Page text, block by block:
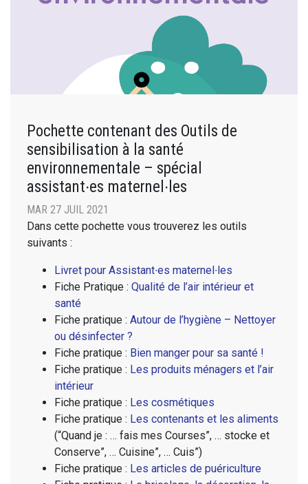
Pochette contenant des Outils de
sensibilisation à la santé
environnementale – spécial
assistant∙es maternel∙les
MAR 27 JUIL 2021
Dans cette pochette vous trouverez les outils
suivants :
Livret pour Assistant∙es maternel∙les
Fiche Pratique : Qualité de l’air intérieur et
santé
Fiche pratique : Autour de l’hygiène – Nettoyer
ou désinfecter ?
Fiche pratique : Bien manger pour sa santé !
Fiche pratique : Les produits ménagers et l’air
intérieur
Fiche pratique : Les cosmétiques
Fiche pratique : Les contenants et les aliments
(“Quand je : … fais mes Courses”, … stocke et
Conserve”, … Cuisine”, … Cuis”)
Fiche pratique : Les articles de puériculture